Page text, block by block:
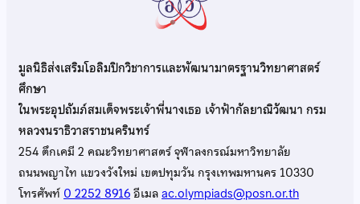
มูลนิธิส่งเสริมโอลิมปิกวิชาการและพัฒนามาตรฐานวิทยาศาสตร์
ศึกษา
ในพระอุปถัมภ์สมเด็จพระเจ้าพี่นางเธอ เจ้าฟ้ากัลยาณิวัฒนา กรม
หลวงนราธิวาสราชนครินทร์
254 ตึกเคมี 2 คณะวิทยาศาสตร์ จุฬาลงกรณ์มหาวิทยาลัย
ถนนพญาไท แขวงวังใหม่ เขตปทุมวัน กรุงเทพมหานคร 10330
โทรศัพท์0 2252 8916อีเมลac.olympiads@posn.or.th